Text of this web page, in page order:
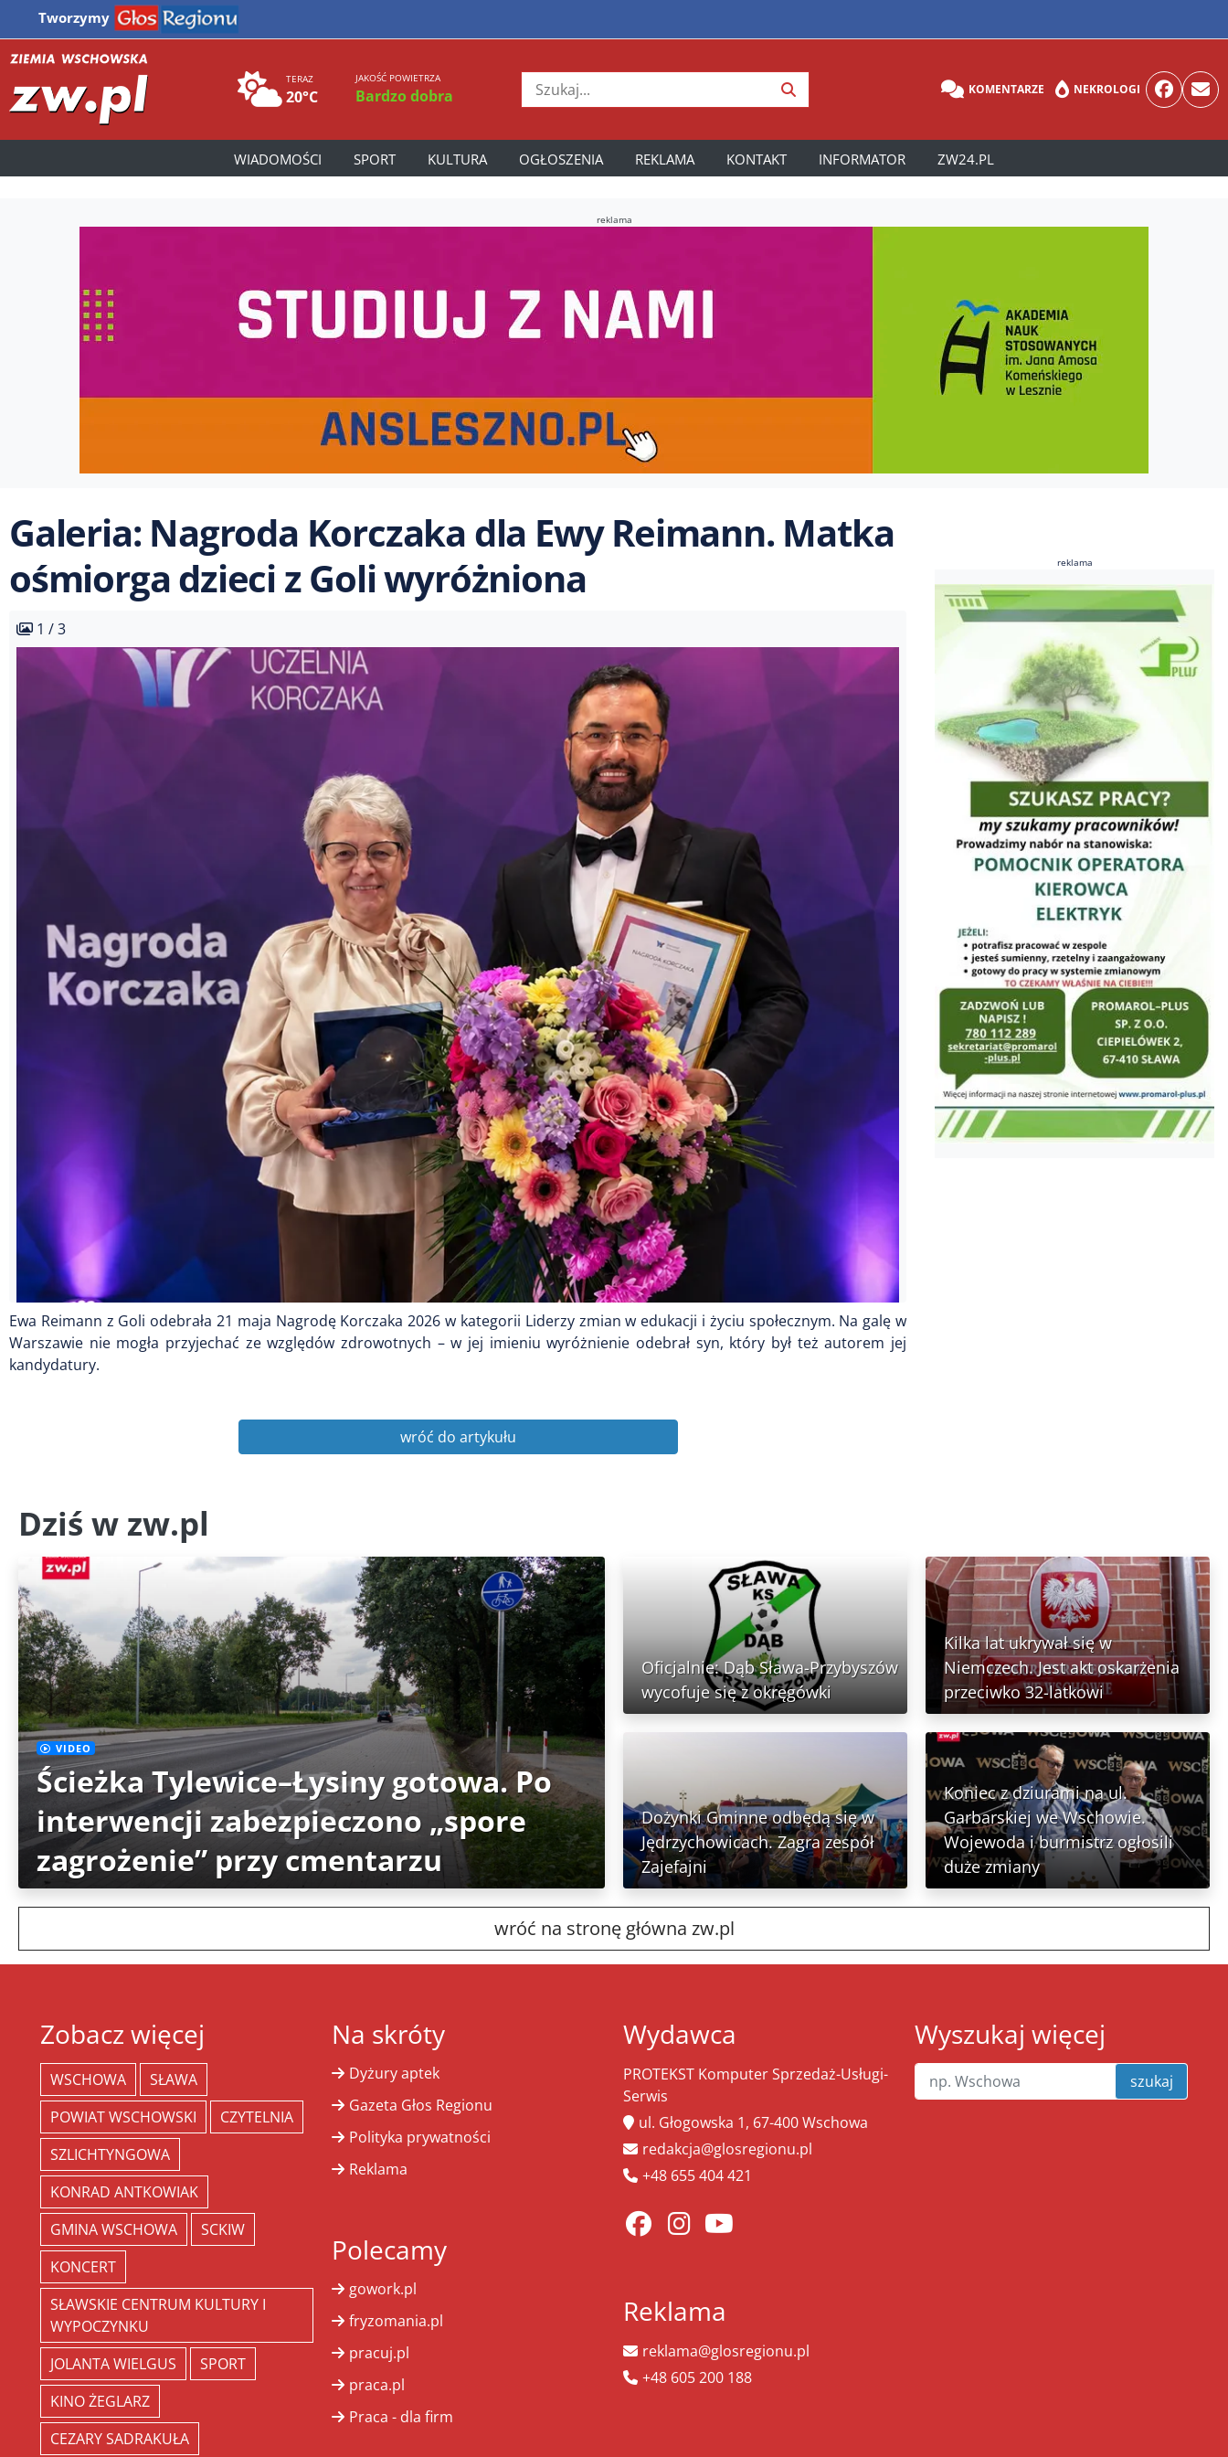
Tworzymy
TERAZ
20°C
JAKOŚĆ POWIETRZA
Bardzo dobra KOMENTARZE NEKROLOGI
WIADOMOŚCI SPORT KULTURA OGŁOSZENIA REKLAMA KONTAKT INFORMATOR ZW24.PL
reklama
Galeria: Nagroda Korczaka dla Ewy Reimann. Matka
ośmiorga dzieci z Goli wyróżniona
1 / 3
Ewa Reimann z Goli odebrała 21 maja Nagrodę Korczaka 2026 w kategorii Liderzy zmian w edukacji i życiu społecznym. Na galę w
Warszawie nie mogła przyjechać ze względów zdrowotnych – w jej imieniu wyróżnienie odebrał syn, który był też autorem jej
kandydatury.
wróć do artykułu
reklama
Dziś w zw.pl
VIDEO
Ścieżka Tylewice–Łysiny gotowa. Po
interwencji zabezpieczono „spore
zagrożenie” przy cmentarzu
Oficjalnie: Dąb Sława-Przybyszów
wycofuje się z okręgówki
Kilka lat ukrywał się w
Niemczech. Jest akt oskarżenia
przeciwko 32-latkowi
Dożynki Gminne odbędą się w
Jędrzychowicach. Zagra zespół
Zajefajni
Koniec z dziurami na ul.
Garbarskiej we Wschowie.
Wojewoda i burmistrz ogłosili
duże zmiany
wróć na stronę główna zw.pl
Zobacz więcej
WSCHOWA
SŁAWA
POWIAT WSCHOWSKI
CZYTELNIA
SZLICHTYNGOWA
KONRAD ANTKOWIAK
GMINA WSCHOWA
SCKIW
KONCERT
SŁAWSKIE CENTRUM KULTURY I
WYPOCZYNKU
JOLANTA WIELGUS
SPORT
KINO ŻEGLARZ
CEZARY SADRAKUŁA
Na skróty
Dyżury aptek
Gazeta Głos Regionu
Polityka prywatności
Reklama
Polecamy
gowork.pl
fryzomania.pl
pracuj.pl
praca.pl
Praca - dla firm
Wydawca
PROTEKST Komputer Sprzedaż-Usługi-
Serwis
ul. Głogowska 1, 67-400 Wschowa
redakcja@glosregionu.pl
+48 655 404 421
Reklama
reklama@glosregionu.pl
+48 605 200 188
Wyszukaj więcej
szukaj